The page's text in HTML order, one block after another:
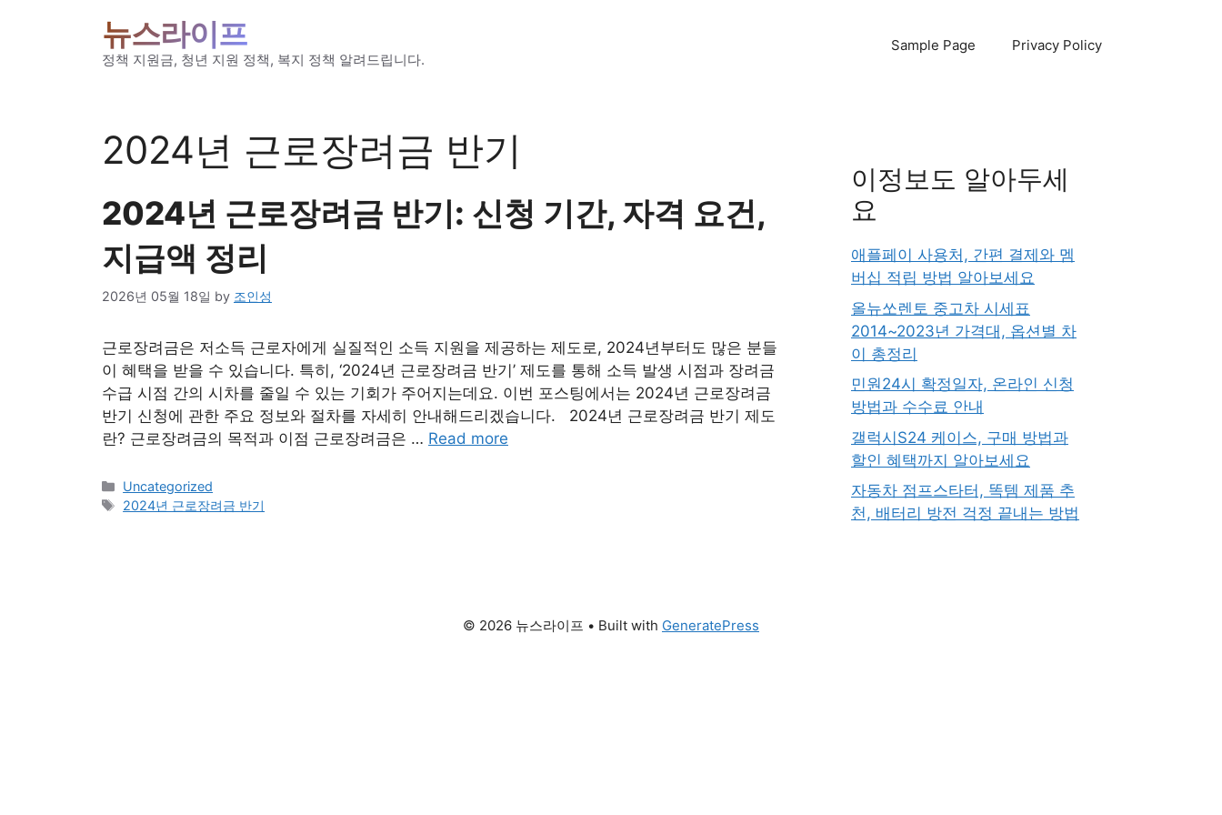
뉴스라이프
정책 지원금, 청년 지원 정책, 복지 정책 알려드립니다.
Sample Page Privacy Policy
2024년 근로장려금 반기
2024년 근로장려금 반기: 신청 기간, 자격 요건,
지급액 정리
2026년 05월 18일 by 조인성
근로장려금은 저소득 근로자에게 실질적인 소득 지원을 제공하는 제도로, 2024년부터도 많은 분들
이 혜택을 받을 수 있습니다. 특히, ‘2024년 근로장려금 반기’ 제도를 통해 소득 발생 시점과 장려금
수급 시점 간의 시차를 줄일 수 있는 기회가 주어지는데요. 이번 포스팅에서는 2024년 근로장려금
반기 신청에 관한 주요 정보와 절차를 자세히 안내해드리겠습니다. 2024년 근로장려금 반기 제도
란? 근로장려금의 목적과 이점 근로장려금은 … Read more
Categories
Uncategorized
Tags
2024년 근로장려금 반기
이정보도 알아두세
요
애플페이 사용처, 간편 결제와 멤
버십 적립 방법 알아보세요
올뉴쏘렌토 중고차 시세표
2014~2023년 가격대, 옵션별 차
이 총정리
민원24시 확정일자, 온라인 신청
방법과 수수료 안내
갤럭시S24 케이스, 구매 방법과
할인 혜택까지 알아보세요
자동차 점프스타터, 똑템 제품 추
천, 배터리 방전 걱정 끝내는 방법
© 2026 뉴스라이프 • Built with GeneratePress